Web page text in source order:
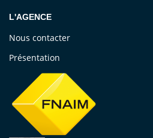
L'AGENCE
Nous contacter
Présentation